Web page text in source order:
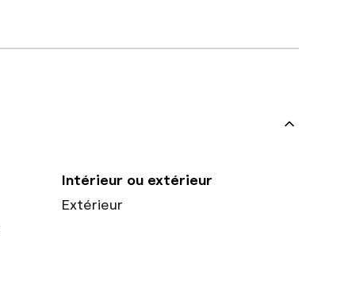
Intérieur ou extérieur
Extérieur